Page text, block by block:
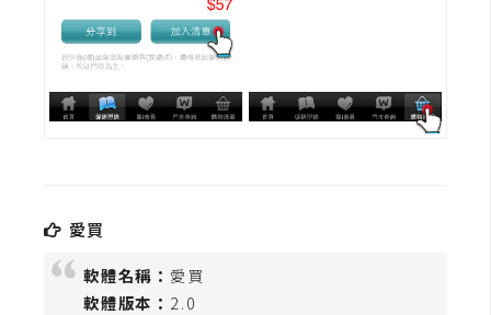
愛買
軟體名稱： 愛買
軟體版本： 2.0